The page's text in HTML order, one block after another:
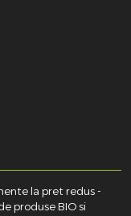
la pret redus -
produse BIO si